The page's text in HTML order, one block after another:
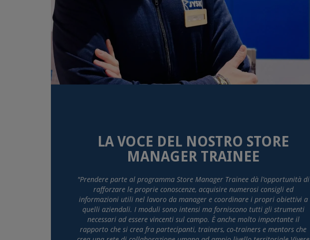
LA VOCE DEL NOSTRO STORE
MANAGER TRAINEE
"Prendere parte al programma Store Manager Trainee dà l’opportunità di
rafforzare le proprie conoscenze, acquisire numerosi consigli ed
informazioni utili nel lavoro da manager e coordinare i propri obiettivi a
quelli aziendali. I moduli sono intensi ma forniscono tutti gli strumenti
necessari ad essere vincenti sul campo. È anche molto importante il
rapporto che si crea fra partecipanti, trainers, co-trainers e mentors che